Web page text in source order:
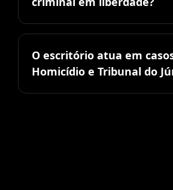
O escritório atua em
Homicídio e Tribunal do